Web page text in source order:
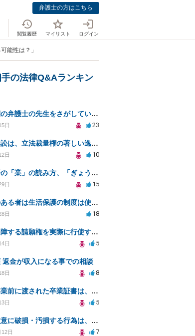
弁護士の方はこちら
閲覧履歴 マイリスト ログイン
能性は？」
の法律Q&Aランキン
加害者側の弁護士の先生をさがしています
日 23
「朝日訴訟は、立法裁量権の著しい逸脱があれば司法審査の可能性を認めるという判例」という説明は誤りでは
日 10
法律用語の「業」の読み方、「ぎょう」か「なりわい」か？
日 15
犯罪歴のある者は生活保護の制度は使う権利は無いのでしょうか？
日 18
憲法の保障する請願権を実際に行使するには、具体的にはどのような手続きを踏めばよいのですか？
日 5
返金が収入になる事での相談
日 8
正式な卒業前に渡された卒業証書は、卒業までは法的意義ある？卒業証書授与後に卒業撤回されたらどうなる？
日 5
紙幣を故意に破損・汚損する行為は、違法ではなくても、「権利の濫用」や「公序良俗に反する行為」に該当？
日 7